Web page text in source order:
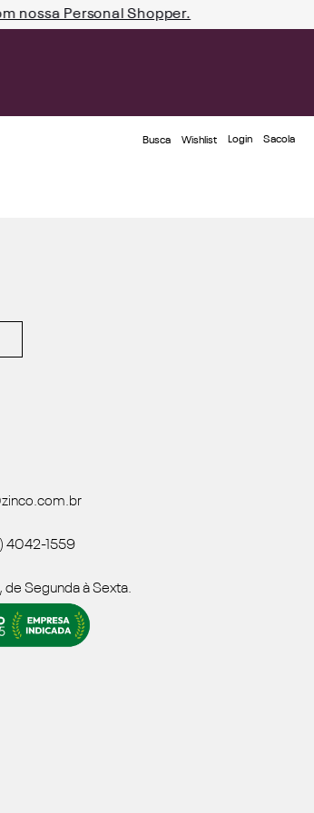
nossa Personal Shopper.
Busca Wishlist Login
4042-1559
de Segunda à Sexta.